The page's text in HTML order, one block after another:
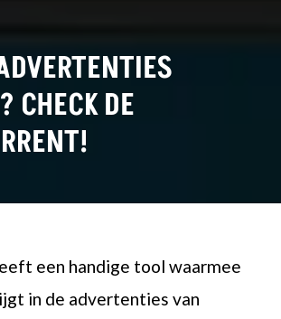
CHECK DE
een handige tool waarmee
in de advertenties van